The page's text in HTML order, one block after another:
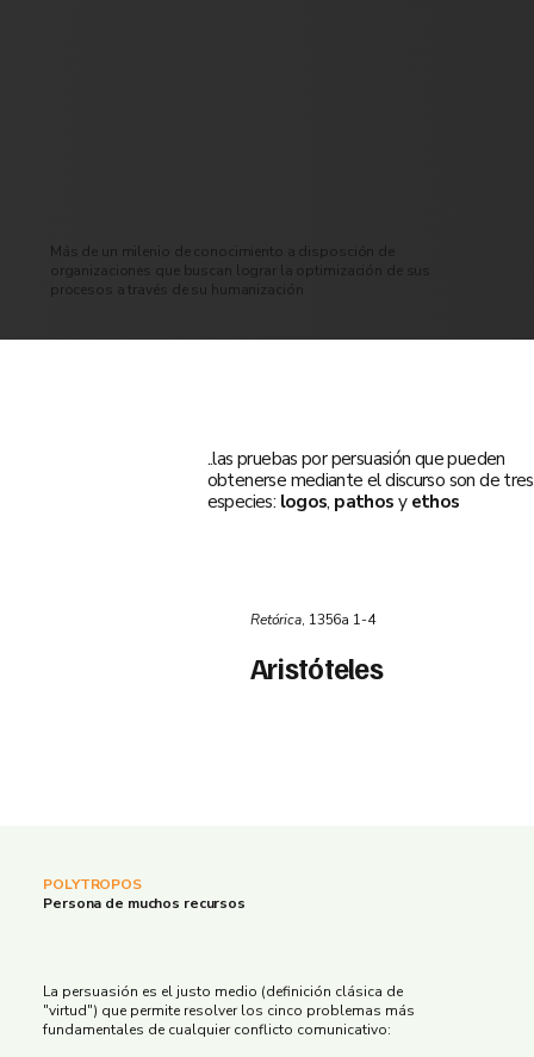
Más de un milenio de conocimiento a disposción de
organizaciones que buscan lograr la optimización de sus
procesos a través de su humanización
..las pruebas por persuasión que pueden
obtenerse mediante el discurso son de tres
especies: logos, pathosyethos
Retórica, 1356a 1-4
Aristóteles
POLYTROPOS
Persona de muchos recursos
La persuasión es el justo medio (definición clásica de
"virtud") que permite resolver los cinco problemas más
fundamentales de cualquier conflicto comunicativo: